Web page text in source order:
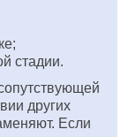
стадии.
других
Если